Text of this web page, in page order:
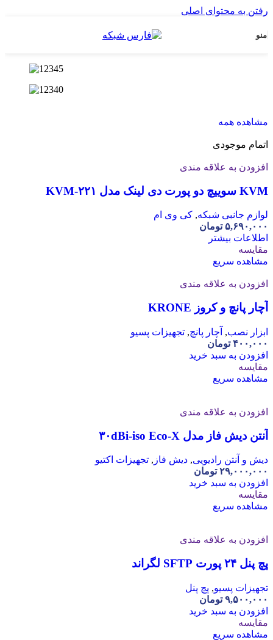
رفتن به محتوای اصلی
منو
مشاهده همه
اتمام موجودی
افزودن به علاقه مندی
KVM سوییچ دو پورت دی لینک مدل KVM-۲۲۱
لوازم جانبی شبکه, کی وی ام
۵,۶۹۰,۰۰۰ تومان
اطلاعات بیشتر
مقایسه
مشاهده سریع
افزودن به علاقه مندی
آچار پانچ و کروز KRONE
ابزار نصب, آچار پانچ, تجهیزات پسیو
۴۰۰,۰۰۰ تومان
افزودن به سبد خرید
مقایسه
مشاهده سریع
افزودن به علاقه مندی
آنتن دیش فاز مدل ۳۰dBi-iso Eco-X
دیش و آنتن رادیویی, دیش فاز , تجهیزات اکتیو
۲۹,۰۰۰,۰۰۰ تومان
افزودن به سبد خرید
مقایسه
مشاهده سریع
افزودن به علاقه مندی
پچ پنل ۲۴ پورت SFTP لگراند
تجهیزات پسیو, پچ پنل
۹,۵۰۰,۰۰۰ تومان
افزودن به سبد خرید
مقایسه
مشاهده سریع